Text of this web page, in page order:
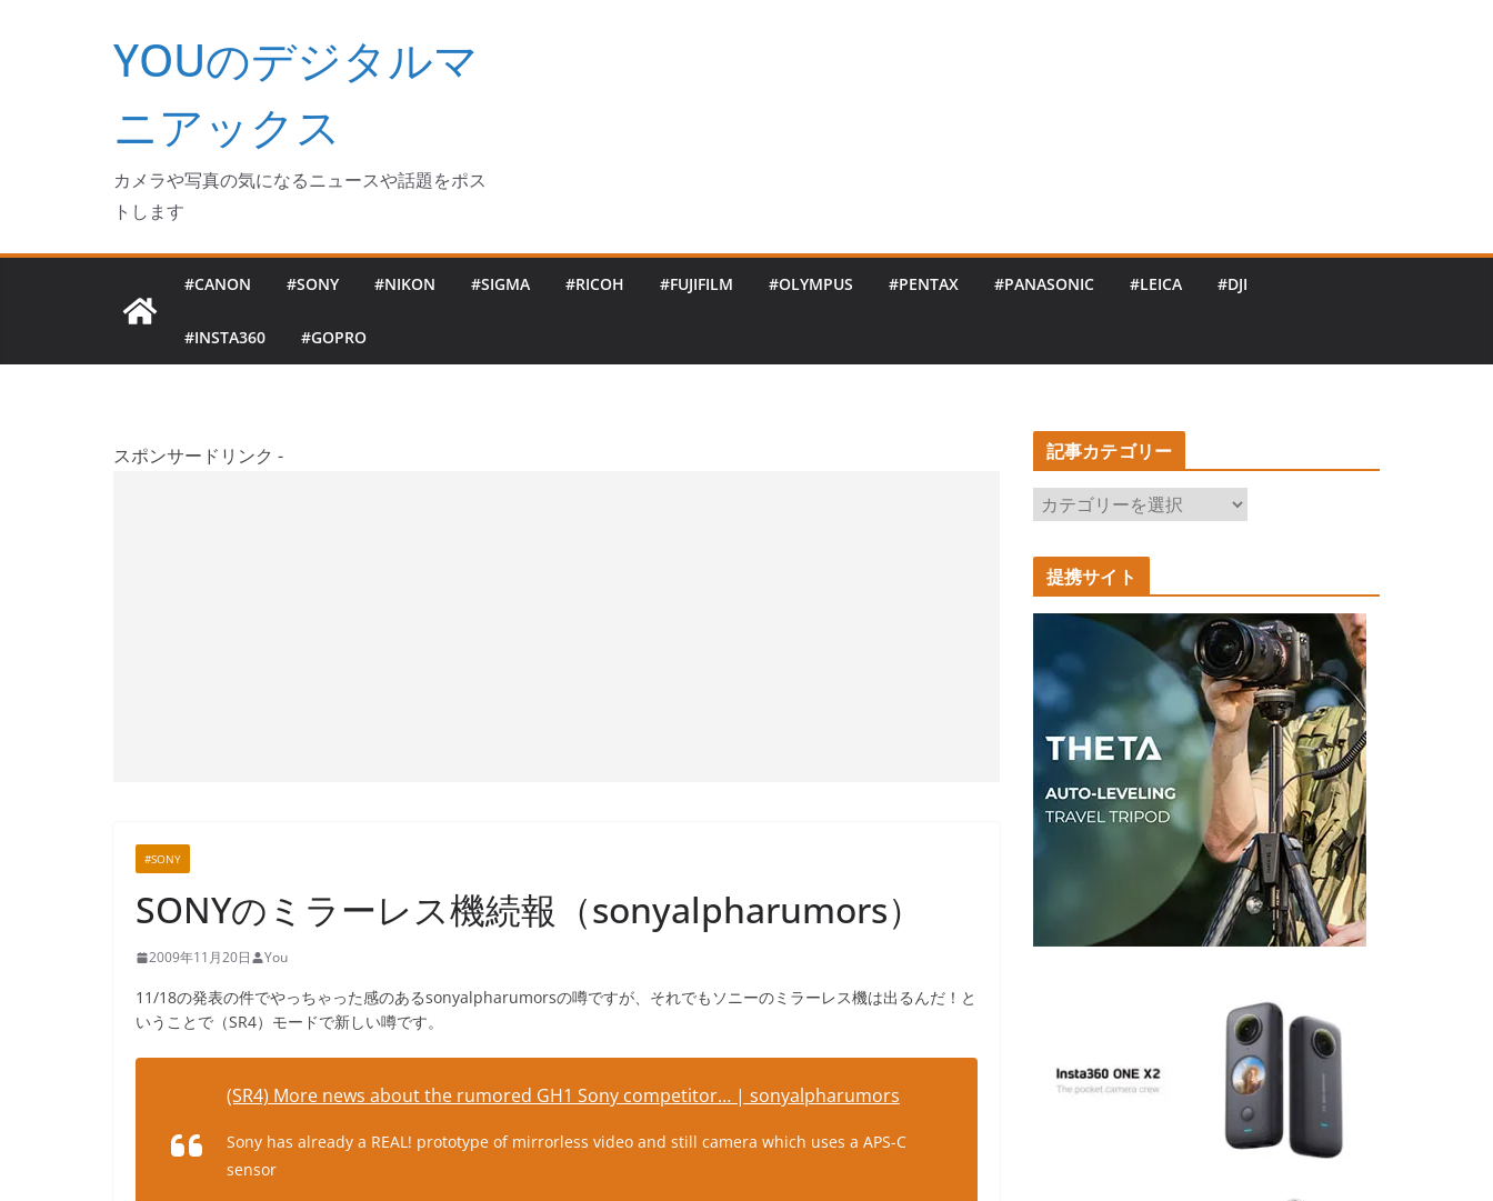
ッ
YOUのデジタルマ
ニアックス
カメラや写真の気になるニュースや話題をポス
トします
#CANON #SONY #NIKON #SIGMA #RICOH #FUJIFILM #OLYMPUS #PENTAX #PANASONIC #LEICA #DJI
#INSTA360 #GOPRO
スポンサードリンク -
#SONY
SONYのミラーレス機続報（sonyalpharumors）
2009年11月20日 You
11/18の発表の件でやっちゃった感のあるsonyalpharumorsの噂ですが、それでもソニーのミラーレス機は出るんだ！と
いうことで（SR4）モードで新しい噂です。
(SR4) More news about the rumored GH1 Sony competitor… | sonyalpharumors
Sony has already a REAL! prototype of mirrorless video and still camera which uses a APS-C
sensor
記事カテゴリー
記
事
カ
テ
ゴ
ー
提携サイト